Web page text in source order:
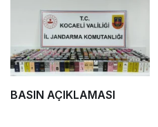
BASIN AÇIKLAMASI